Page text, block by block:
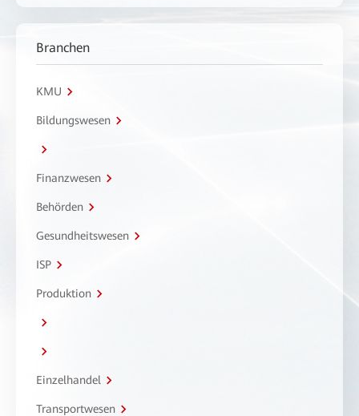
Branchen
KMU
Bildungswesen
Finanzwesen
Behörden
Gesundheitswesen
ISP
Produktion
Einzelhandel
Transportwesen